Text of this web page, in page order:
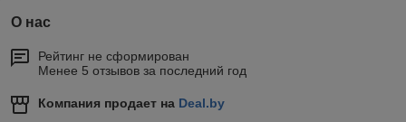
О нас
Рейтинг не сформирован
Менее 5 отзывов за последний год
Компания продает на Deal.by